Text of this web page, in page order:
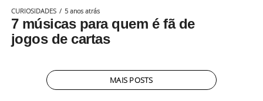
CURIOSIDADES 5 anos atrás
7 músicas para quem é fã de
jogos de cartas
MAIS POSTS